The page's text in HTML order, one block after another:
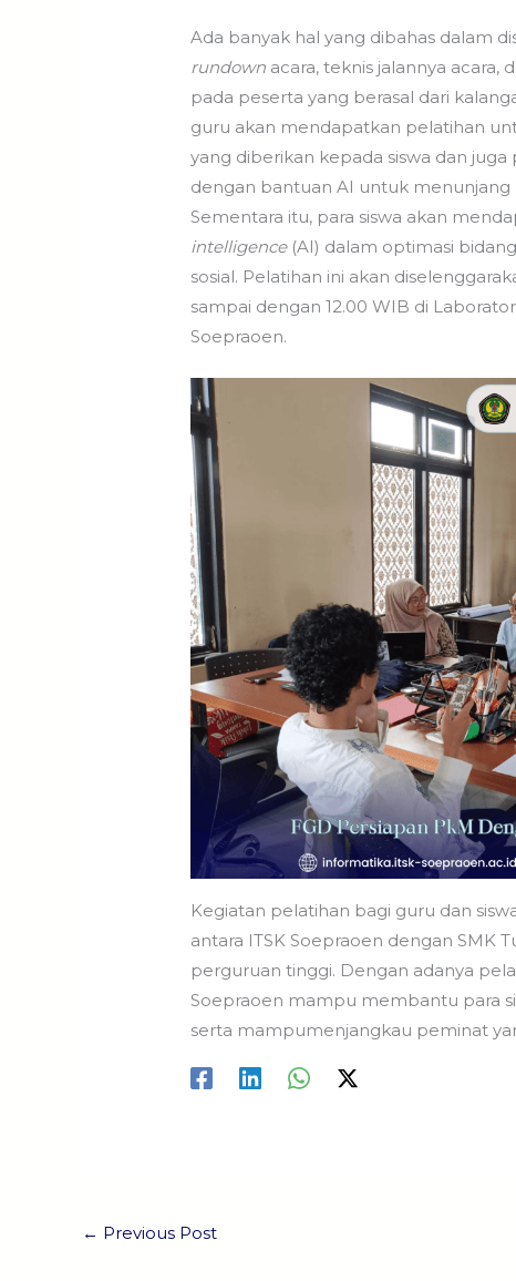
Ada banyak hal yang dibahas dalam
rundown acara, teknis jalannya acara,
pada peserta yang berasal dari
guru akan mendapatkan pelatihan
yang diberikan kepada siswa dan
dengan bantuan AI untuk menunjang
Sementara itu, para siswa akan
intelligence (AI) dalam optimasi
sosial. Pelatihan ini akan
sampai dengan 12.00 WIB di
Soepraoen.
Kegiatan pelatihan bagi guru dan
antara ITSK Soepraoen dengan SMK
perguruan tinggi. Dengan adanya
Soepraoen mampu membantu para
serta mampumenjangkau peminat
← Previous Post